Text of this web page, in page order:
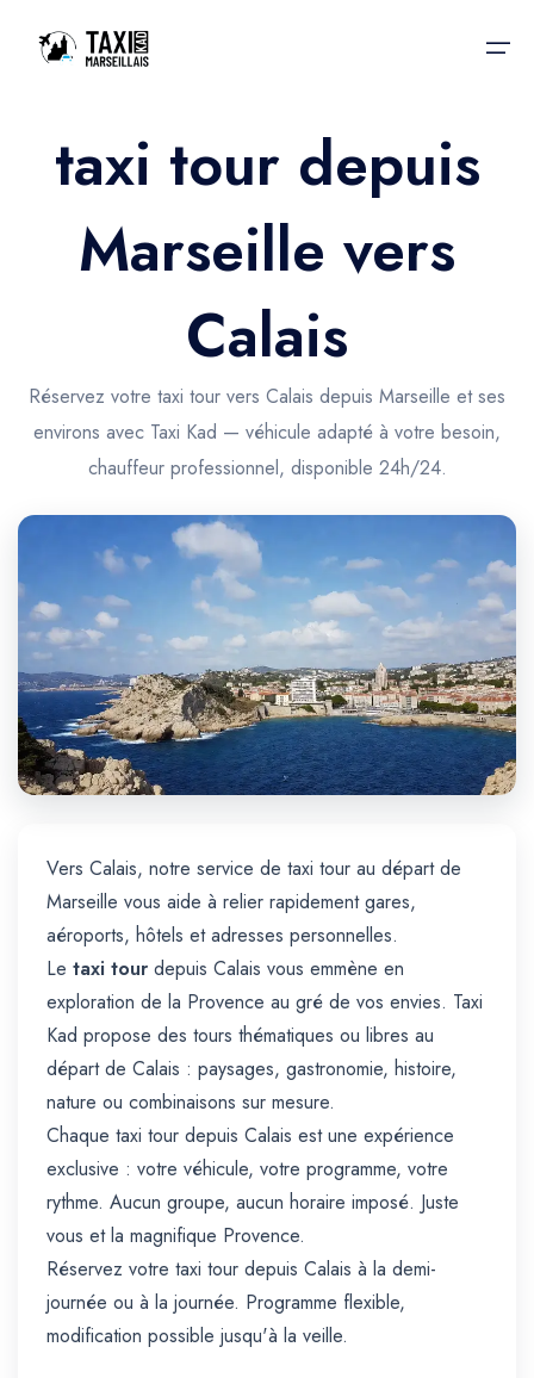
Accueil
Nos services
Nos services
Trajet Gare SNCF
Trajet Port croisière
Trajet Séminaire
Trajet Longue Distance
Actualités & évènements
Contactez-nous
taxi tour depuis
Marseille vers
Calais
Réservez votre taxi tour vers Calais depuis Marseille et ses
environs avec Taxi Kad — véhicule adapté à votre besoin,
chauffeur professionnel, disponible 24h/24.
Vers Calais, notre service de taxi tour au départ de
Marseille vous aide à relier rapidement gares,
aéroports, hôtels et adresses personnelles.
Le taxi tour depuis Calais vous emmène en
exploration de la Provence au gré de vos envies. Taxi
Kad propose des tours thématiques ou libres au
départ de Calais : paysages, gastronomie, histoire,
nature ou combinaisons sur mesure.
Chaque taxi tour depuis Calais est une expérience
exclusive : votre véhicule, votre programme, votre
rythme. Aucun groupe, aucun horaire imposé. Juste
vous et la magnifique Provence.
Réservez votre taxi tour depuis Calais à la demi-
journée ou à la journée. Programme flexible,
modification possible jusqu'à la veille.